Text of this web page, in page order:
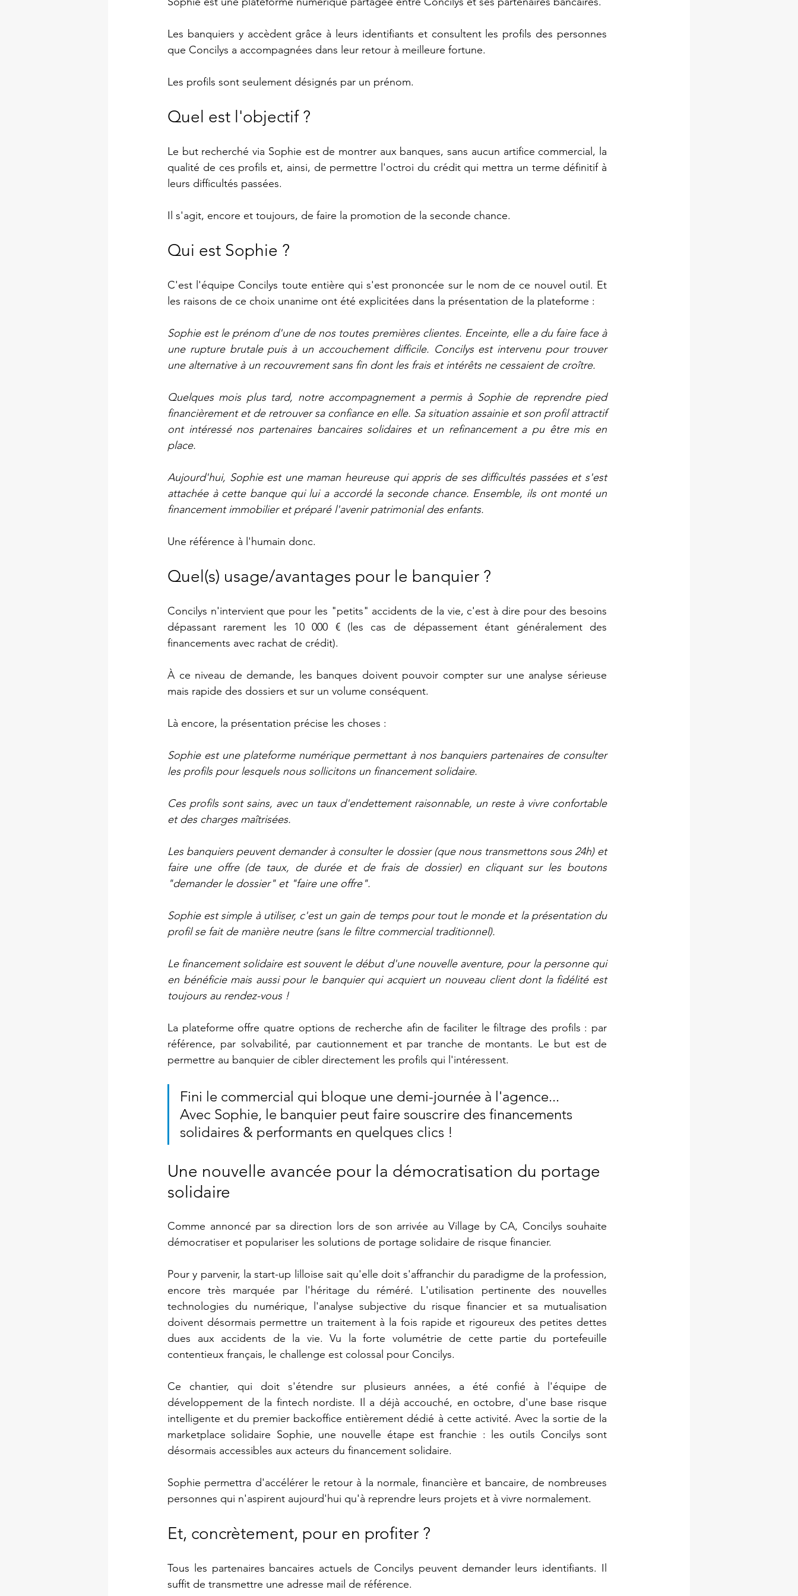
Les banquiers y accèdent grâce à leurs identifiants et consultent les profils des personnes
que Concilys a accompagnées dans leur retour à meilleure fortune.
Les profils sont seulement désignés par un prénom.
Quel est l'objectif ?
Le but recherché via Sophie est de montrer aux banques, sans aucun artifice commercial, la
qualité de ces profils et, ainsi, de permettre l'octroi du crédit qui mettra un terme définitif à
leurs difficultés passées.
Il s'agit, encore et toujours, de faire la promotion de la seconde chance.
Qui est Sophie ?
C'est l'équipe Concilys toute entière qui s'est prononcée sur le nom de ce nouvel outil. Et
les raisons de ce choix unanime ont été explicitées dans la présentation de la plateforme :
Sophie est le prénom d'une de nos toutes premières clientes. Enceinte, elle a du faire face à
une rupture brutale puis à un accouchement difficile. Concilys est intervenu pour trouver
une alternative à un recouvrement sans fin dont les frais et intérêts ne cessaient de croître.
Quelques mois plus tard, notre accompagnement a permis à Sophie de reprendre pied
financièrement et de retrouver sa confiance en elle. Sa situation assainie et son profil attractif
ont intéressé nos partenaires bancaires solidaires et un refinancement a pu être mis en
place.
Aujourd'hui, Sophie est une maman heureuse qui appris de ses difficultés passées et s'est
attachée à cette banque qui lui a accordé la seconde chance. Ensemble, ils ont monté un
financement immobilier et préparé l'avenir patrimonial des enfants.
Une référence à l'humain donc.
Quel(s) usage/avantages pour le banquier ?
Concilys n'intervient que pour les "petits" accidents de la vie, c'est à dire pour des besoins
dépassant rarement les 10 000 € (les cas de dépassement étant généralement des
financements avec rachat de crédit).
À ce niveau de demande, les banques doivent pouvoir compter sur une analyse sérieuse
mais rapide des dossiers et sur un volume conséquent.
Là encore, la présentation précise les choses :
Sophie est une plateforme numérique permettant à nos banquiers partenaires de consulter
les profils pour lesquels nous sollicitons un financement solidaire.
Ces profils sont sains, avec un taux d'endettement raisonnable, un reste à vivre confortable
et des charges maîtrisées.
Les banquiers peuvent demander à consulter le dossier (que nous transmettons sous 24h) et
faire une offre (de taux, de durée et de frais de dossier) en cliquant sur les boutons
"demander le dossier" et "faire une offre".
Sophie est simple à utiliser, c'est un gain de temps pour tout le monde et la présentation du
profil se fait de manière neutre (sans le filtre commercial traditionnel).
Le financement solidaire est souvent le début d'une nouvelle aventure, pour la personne qui
en bénéficie mais aussi pour le banquier qui acquiert un nouveau client dont la fidélité est
toujours au rendez-vous !
La plateforme offre quatre options de recherche afin de faciliter le filtrage des profils : par
référence, par solvabilité, par cautionnement et par tranche de montants. Le but est de
permettre au banquier de cibler directement les profils qui l'intéressent.
Fini le commercial qui bloque une demi-journée à l'agence...
Avec Sophie, le banquier peut faire souscrire des financements
solidaires & performants en quelques clics !
Une nouvelle avancée pour la démocratisation du portage
solidaire
Comme annoncé par sa direction lors de son arrivée au Village by CA, Concilys souhaite
démocratiser et populariser les solutions de portage solidaire de risque financier.
Pour y parvenir, la start-up lilloise sait qu'elle doit s'affranchir du paradigme de la profession,
encore très marquée par l'héritage du réméré. L'utilisation pertinente des nouvelles
technologies du numérique, l'analyse subjective du risque financier et sa mutualisation
doivent désormais permettre un traitement à la fois rapide et rigoureux des petites dettes
dues aux accidents de la vie. Vu la forte volumétrie de cette partie du portefeuille
contentieux français, le challenge est colossal pour Concilys.
Ce chantier, qui doit s'étendre sur plusieurs années, a été confié à l'équipe de
développement de la fintech nordiste. Il a déjà accouché, en octobre, d'une base risque
intelligente et du premier backoffice entièrement dédié à cette activité. Avec la sortie de la
marketplace solidaire Sophie, une nouvelle étape est franchie : les outils Concilys sont
désormais accessibles aux acteurs du financement solidaire.
Sophie permettra d'accélérer le retour à la normale, financière et bancaire, de nombreuses
personnes qui n'aspirent aujourd'hui qu'à reprendre leurs projets et à vivre normalement.
Et, concrètement, pour en profiter ?
Tous les partenaires bancaires actuels de Concilys peuvent demander leurs identifiants. Il
suffit de transmettre une adresse mail de référence.